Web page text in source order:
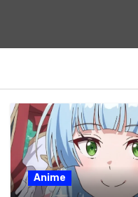
Anime